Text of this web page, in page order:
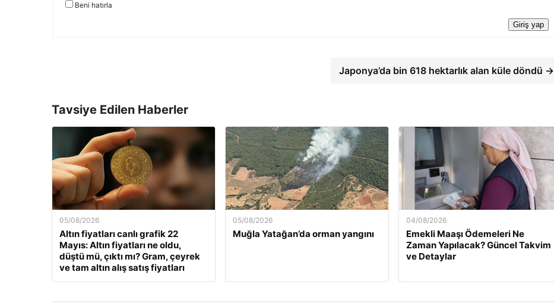
Beni hatırla
Giriş yap
Japonya’da bin 618 hektarlık alan küle döndü →
Tavsiye Edilen Haberler
05/08/2026
Altın fiyatları canlı grafik 22
Mayıs: Altın fiyatları ne oldu,
düştü mü, çıktı mı? Gram, çeyrek
ve tam altın alış satış fiyatları
05/08/2026
Muğla Yatağan’da orman yangını
04/08/2026
Emekli Maaşı Ödemeleri Ne
Zaman Yapılacak? Güncel Takvim
ve Detaylar